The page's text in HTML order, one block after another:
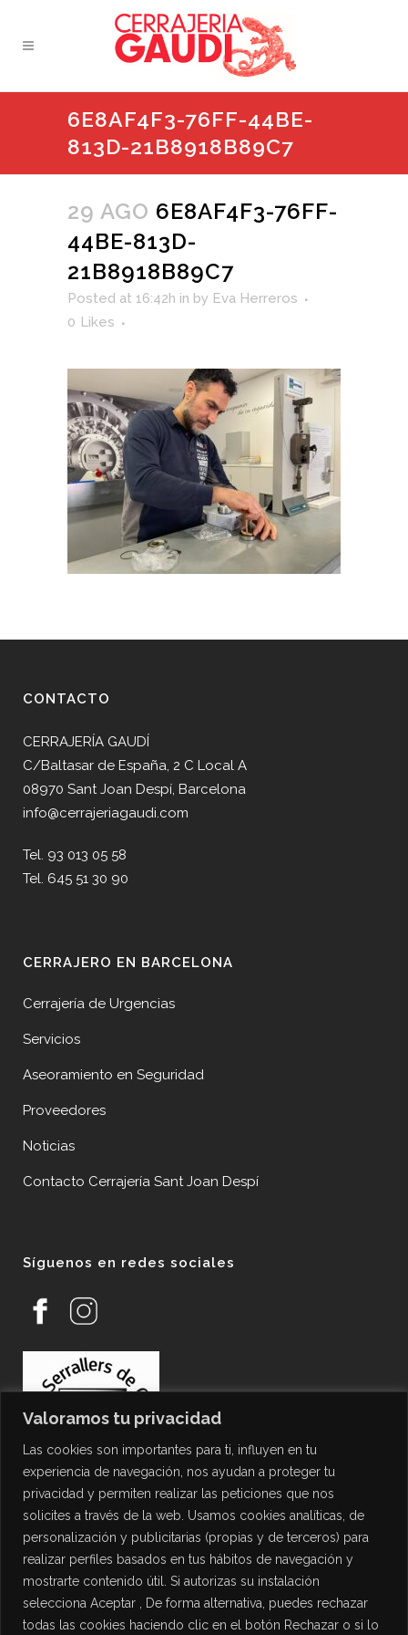
Valoramos tu privacidad
Las cookies son importantes para ti, influyen en tu
experiencia de navegación, nos ayudan a proteger tu
privacidad y permiten realizar las peticiones que nos
solicites a través de la web. Usamos cookies analíticas, de
personalización y publicitarias (propias y de terceros) para
realizar perfiles basados en tus hábitos de navegación y
mostrarte contenido útil. Si autorizas su instalación
selecciona Aceptar , De forma alternativa, puedes rechazar
todas las cookies haciendo clic en el botón Rechazar o si lo
6E8AF4F3-76FF-44BE-
813D-21B8918B89C7
29 AGO 6E8AF4F3-76FF-
44BE-813D-
21B8918B89C7
Posted at 16:42h in by Eva Herreros
0 Likes
CONTACTO
CERRAJERÍA GAUDÍ
C/Baltasar de España, 2 C Local A
08970 Sant Joan Despí, Barcelona
info@cerrajeriagaudi.com
Tel. 93 013 05 58
Tel. 645 51 30 90
CERRAJERO EN BARCELONA
Cerrajería de Urgencias
Servicios
Aseoramiento en Seguridad
Proveedores
Noticias
Contacto Cerrajería Sant Joan Despí
Síguenos en redes sociales
PROTECCIÓN DE DATOS
Política de Privacidad
Política de Cookies
Aviso Legal